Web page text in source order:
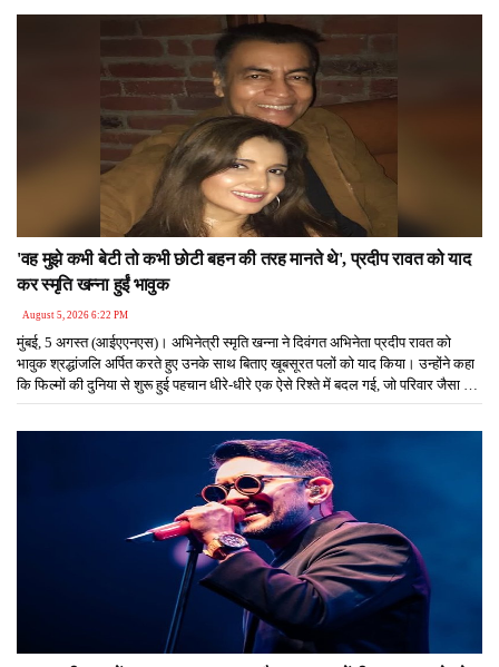
'वह मुझे कभी बेटी तो कभी छोटी बहन की तरह मानते थे', प्रदीप रावत को याद
कर स्मृति खन्ना हुईं भावुक
August 5, 2026 6:22 PM
मुंबई, 5 अगस्त (आईएएनएस)। अभिनेत्री स्मृति खन्ना ने दिवंगत अभिनेता प्रदीप रावत को
भावुक श्रद्धांजलि अर्पित करते हुए उनके साथ बिताए खूबसूरत पलों को याद किया। उन्होंने कहा
कि फिल्मों की दुनिया से शुरू हुई पहचान धीरे-धीरे एक ऐसे रिश्ते में बदल गई, जो परिवार जैसा बन
गया था। वह हमेशा उन्हें अपने परिवार का हिस्सा मानते थे और हर कदम पर उनका हौसला बढ़ाते